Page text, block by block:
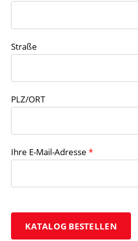
Straße
PLZ/ORT
Ihre E-Mail-Adresse*
KATALOG BESTELLEN